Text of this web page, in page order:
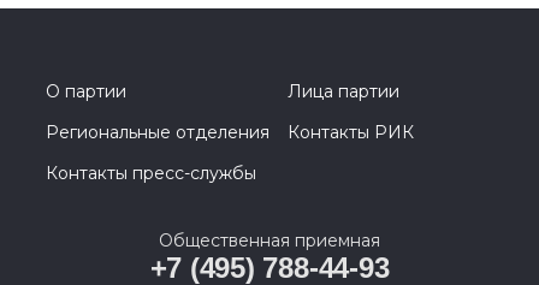
О партии
Лица партии
Региональные отделения
Контакты РИК
Контакты пресс-службы
Общественная приемная
+7 (495) 788-44-93